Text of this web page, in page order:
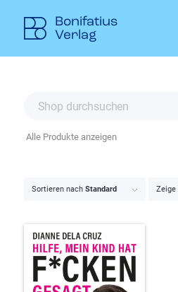
Sortieren nach Standard Zeige
Alle Produkte anzeigen